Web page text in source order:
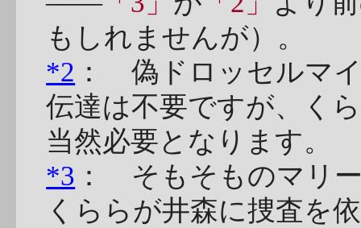
もしれませんが）。
*2 ： 偽ドロッセルマ
伝達は不要ですが、く
当然必要となります。
*3 ： そもそものマリ
くららが井森に捜査を